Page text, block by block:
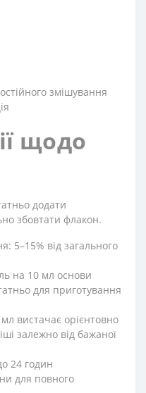
змішування
щодо
додати
збовтати флакон.
5–15% від загального
на 10 мл основи
для приготування
вистачає орієнтовно
залежно від бажаної
24 годин
для повного